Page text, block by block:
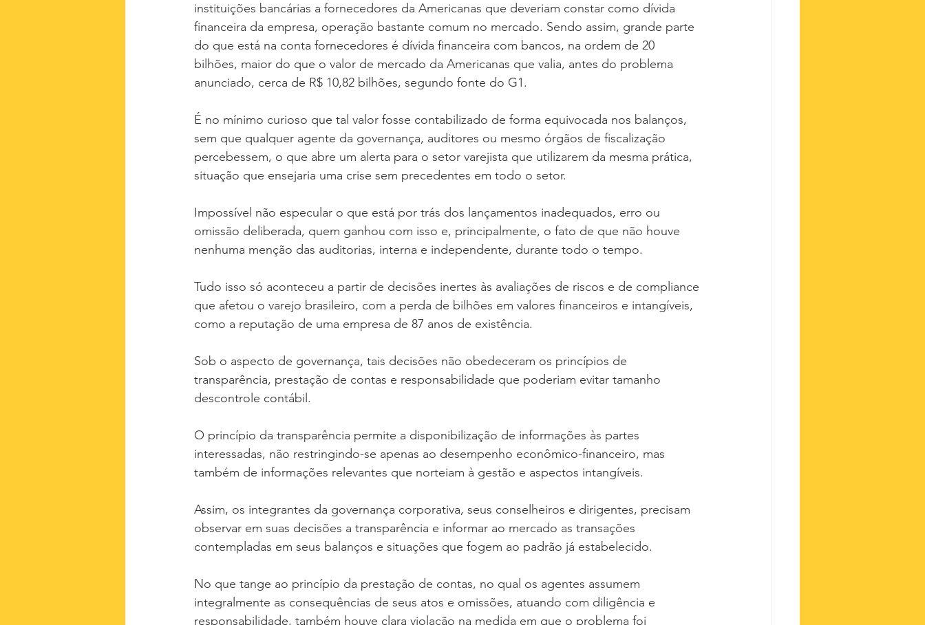
instituições bancárias a fornecedores da Americanas que deveriam constar como dívida
financeira da empresa, operação bastante comum no mercado. Sendo assim, grande parte
do que está na conta fornecedores é dívida financeira com bancos, na ordem de 20
bilhões, maior do que o valor de mercado da Americanas que valia, antes do problema
anunciado, cerca de R$ 10,82 bilhões, segundo fonte do G1.
É no mínimo curioso que tal valor fosse contabilizado de forma equivocada nos balanços,
sem que qualquer agente da governança, auditores ou mesmo órgãos de fiscalização
percebessem, o que abre um alerta para o setor varejista que utilizarem da mesma prática,
situação que ensejaria uma crise sem precedentes em todo o setor.
Impossível não especular o que está por trás dos lançamentos inadequados, erro ou
omissão deliberada, quem ganhou com isso e, principalmente, o fato de que não houve
nenhuma menção das auditorias, interna e independente, durante todo o tempo.
Tudo isso só aconteceu a partir de decisões inertes às avaliações de riscos e de compliance
que afetou o varejo brasileiro, com a perda de bilhões em valores financeiros e intangíveis,
como a reputação de uma empresa de 87 anos de existência.
Sob o aspecto de governança, tais decisões não obedeceram os princípios de
transparência, prestação de contas e responsabilidade que poderiam evitar tamanho
descontrole contábil.
O princípio da transparência permite a disponibilização de informações às partes
interessadas, não restringindo-se apenas ao desempenho econômico-financeiro, mas
também de informações relevantes que norteiam à gestão e aspectos intangíveis.
Assim, os integrantes da governança corporativa, seus conselheiros e dirigentes, precisam
observar em suas decisões a transparência e informar ao mercado as transações
contempladas em seus balanços e situações que fogem ao padrão já estabelecido.
No que tange ao princípio da prestação de contas, no qual os agentes assumem
integralmente as consequências de seus atos e omissões, atuando com diligência e
responsabilidade, também houve clara violação na medida em que o problema foi